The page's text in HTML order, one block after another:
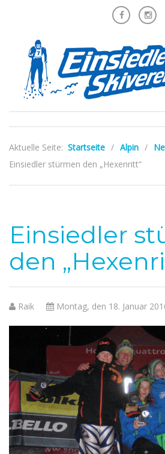
Aktuelle Seite: Startseite / Alpin /
Einsiedler stürmen den „Hexenritt“
Einsiedler
den
Montag, den 18. Januar
Raik